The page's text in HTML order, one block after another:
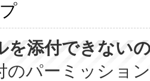
を添付できない
のパーミッショ